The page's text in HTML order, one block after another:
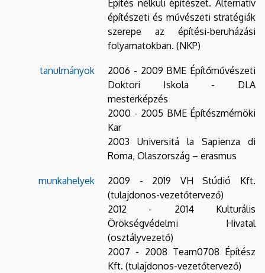
Építés nélküli építészet. Alternatív
építészeti és művészeti stratégiák
szerepe az építési-beruházási
folyamatokban. (NKP)
tanulmányok
2006 - 2009 BME Építőművészeti
Doktori Iskola - DLA
mesterképzés
2000 - 2005 BME Építészmérnöki
Kar
2003 Universitá la Sapienza di
Roma, Olaszország – erasmus
munkahelyek
2009 - 2019 VH Stúdió Kft.
(tulajdonos-vezetőtervező)
2012 - 2014 Kulturális
Örökségvédelmi Hivatal
(osztályvezető)
2007 - 2008 Team0708 Építész
Kft. (tulajdonos-vezetőtervező)